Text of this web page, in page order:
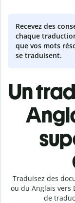
Recevez des
chaque
que vos mots
se traduisent.
Un
Traduisez des
ou du Anglais vers
de